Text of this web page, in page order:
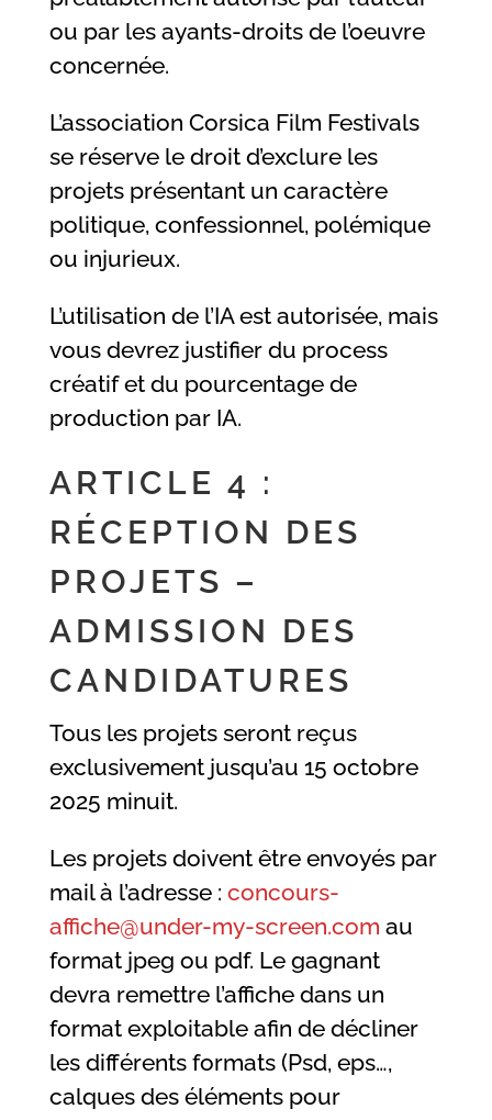
ou par les ayants-droits de l’oeuvre
concernée.
L’association Corsica Film Festivals
se réserve le droit d’exclure les
projets présentant un caractère
politique, confessionnel, polémique
ou injurieux.
L’utilisation de l’IA est autorisée, mais
vous devrez justifier du process
créatif et du pourcentage de
production par IA.
ARTICLE 4 :
RÉCEPTION DES
PROJETS –
ADMISSION DES
CANDIDATURES
Tous les projets seront reçus
exclusivement jusqu’au 15 octobre
2025 minuit.
Les projets doivent être envoyés par
mail à l’adresse : concours-
affiche@under-my-screen.com au
format jpeg ou pdf. Le gagnant
devra remettre l’affiche dans un
format exploitable afin de décliner
les différents formats (Psd, eps…,
calques des éléments pour